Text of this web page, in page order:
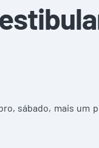
sábado, mais